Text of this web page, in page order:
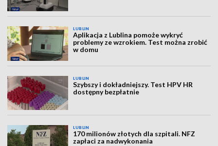
LUBLIN
Aplikacja z Lublina pomoże wykryć
problemy ze wzrokiem. Test można zrobić
w domu
LUBLIN
Szybszy i dokładniejszy. Test HPV HR
dostępny bezpłatnie
LUBLIN
170 milionów złotych dla szpitali. NFZ
zapłaci za nadwykonania